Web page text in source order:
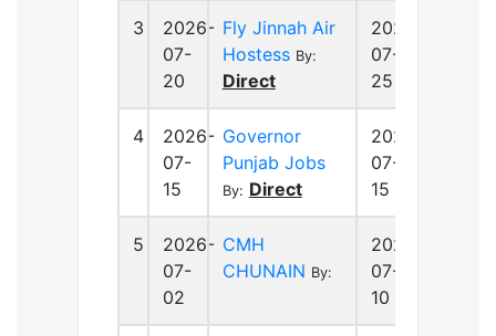
3
2026-
07-
20
Fly Jinnah Air
Hostess By:
Direct
2026-
07-
25
4
2026-
07-
15
Governor
Punjab Jobs
By: Direct
2026-
07-
15
5
2026-
07-
02
CMH
CHUNAIN By:
2026-
07-
10